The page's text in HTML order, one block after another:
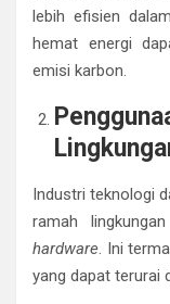
lebih efisien
hemat energi
emisi karbon.
Industri teknologi
ramah
hardware. Ini
yang dapat terurai